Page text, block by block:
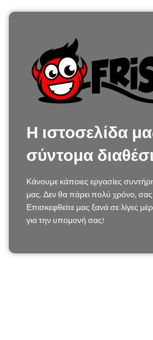
Η ιστοσελίδα
σύντομα
Κάνουμε κάποιες εργασίες
μας. Δεν θα πάρει πολύ χρόνο,
Επισκεφθείτε μας ξανά σε λίγες
για την υπομονή σας!